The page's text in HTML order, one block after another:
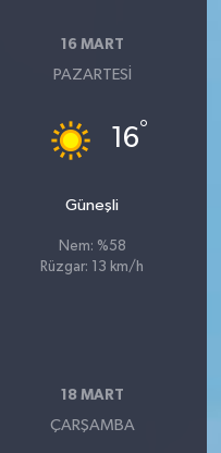
16 MART
PAZARTESI
16°
Güneşli
Nem: %58
Rüzgar: 13 km/h
18 MART
ÇARŞAMBA